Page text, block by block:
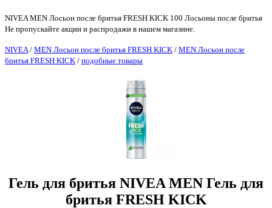
NIVEA MEN Лосьон после бритья FRESH KICK 100 Лосьоны после бритья
Не пропускайте акции и распродажи в нашем магазине.
NIVEA / MEN Лосьон после бритья FRESH KICK / MEN Лосьон после
бритья FRESH KICK / подобные товары
Гель для бритья NIVEA MEN Гель для
бритья FRESH KICK